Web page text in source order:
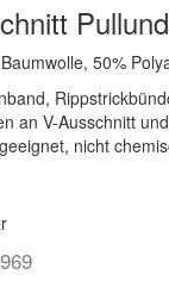
50%
an V-Ausschnitt
nicht